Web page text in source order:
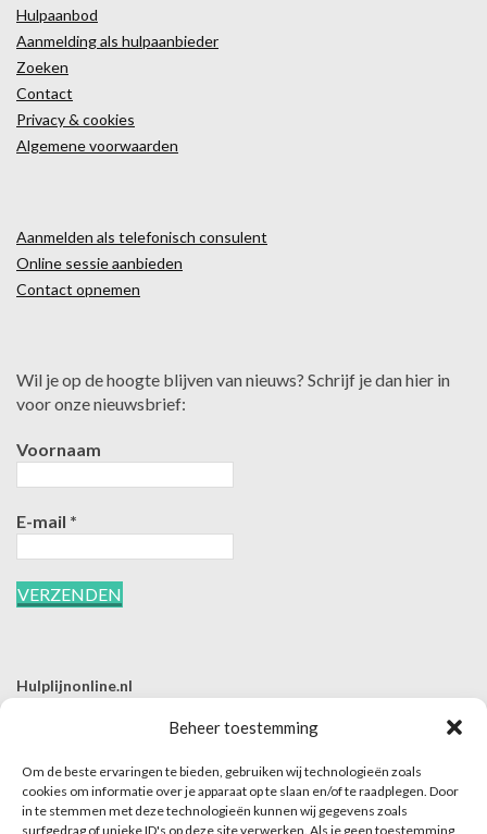
Beheer toestemming
Om de beste ervaringen te bieden, gebruiken wij technologieën zoals
cookies om informatie over je apparaat op te slaan en/of te raadplegen. Door
in te stemmen met deze technologieën kunnen wij gegevens zoals
surfgedrag of unieke ID's op deze site verwerken. Als je geen toestemming
Hulpaanbod
Aanmelding als hulpaanbieder
Zoeken
Contact
Privacy & cookies
Algemene voorwaarden
Aanmelden als telefonisch consulent
Online sessie aanbieden
Contact opnemen
Wil je op de hoogte blijven van nieuws? Schrijf je dan hier in
voor onze nieuwsbrief:
Voornaam
E-mail *
Hulplijnonline.nl
E | info@hulplijnonline.nl
Contactformulier
Over Hulplijnonline.nl